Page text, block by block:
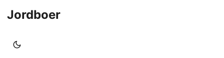
Jordboer